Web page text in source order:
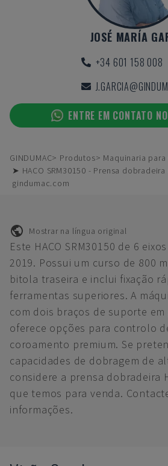
JOSÉ MARÍA
+34 601 158 008
ENTRE EM CONTATO
GINDUMAC Produtos
Maquinaria
➤ HACO SRM30150 - Prensa
gindumac.com
Mostrar na língua original
Este HACO SRM30150 de 6
2019. Possui um curso de 800
bitola traseira e inclui fixação
ferramentas superiores. A
com dois braços de suporte em
oferece opções para controlo
coroamento premium. Se
capacidades de dobragem de
considere a prensa dobradeira
que temos para venda.
informações.